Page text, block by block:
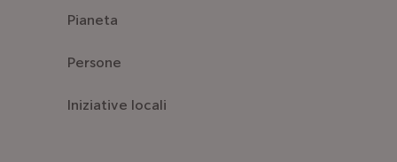
Pianeta
Persone
Iniziative locali